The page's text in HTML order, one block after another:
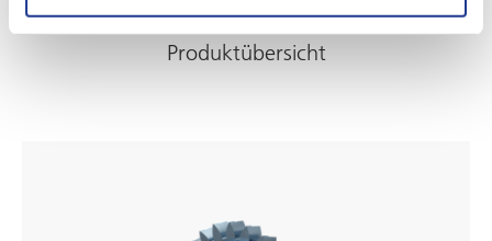
Produktübersicht